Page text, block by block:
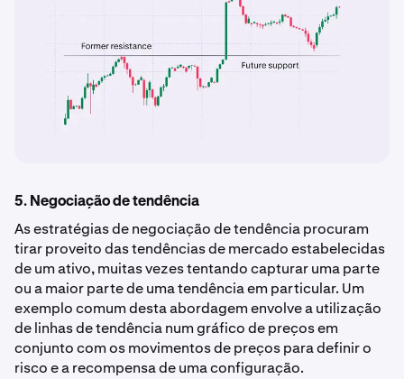
5. Negociação de tendência
As estratégias de negociação de tendência procuram
tirar proveito das tendências de mercado estabelecidas
de um ativo, muitas vezes tentando capturar uma parte
ou a maior parte de uma tendência em particular. Um
exemplo comum desta abordagem envolve a utilização
de linhas de tendência num gráfico de preços em
conjunto com os movimentos de preços para definir o
risco e a recompensa de uma configuração.